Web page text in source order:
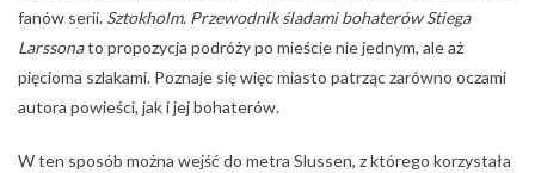
fanów serii. Sztokholm. Przewodnik śladami bohaterów Stiega
Larssonato propozycja podróży po mieście nie jednym, ale aż
pięcioma szlakami. Poznaje się więc miasto patrząc zarówno oczami
autora powieści, jak i jej bohaterów.
W ten sposób można wejść do metra Slussen, z którego korzystała